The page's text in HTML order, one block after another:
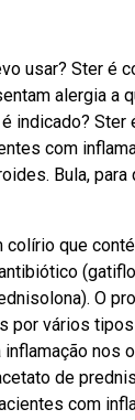
usar? Ster é
alergia a
indicado? Ster
com
Bula, para
que
O
por vários
nos
de
com